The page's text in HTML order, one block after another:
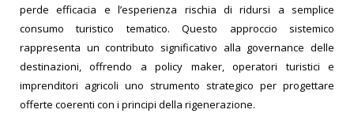
perde efficacia e l’esperienza rischia di ridursi a semplice
consumo turistico tematico.Questo approccio sistemico
rappresenta un contributo significativo alla governance delle
destinazioni, offrendo a policy maker, operatori turistici e
imprenditori agricoli uno strumento strategico per progettare
offerte coerenti con i principi della rigenerazione.